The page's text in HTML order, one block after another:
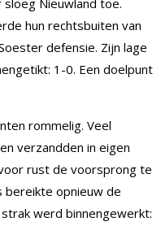
Nieuwland toe.
hun rechtsbuiten van
defensie. Zijn lage
1-0. Een doelpunt
rommelig. Veel
verzandden in eigen
rust de voorsprong te
bereikte opnieuw de
werd binnengewerkt: